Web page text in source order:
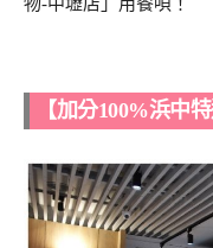
【加分100%浜中